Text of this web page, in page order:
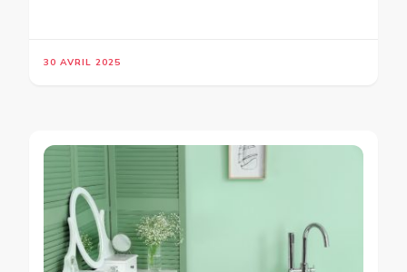
30 AVRIL 2025